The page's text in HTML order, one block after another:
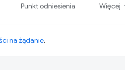
Punkt odniesienia Więcej
na żądanie.